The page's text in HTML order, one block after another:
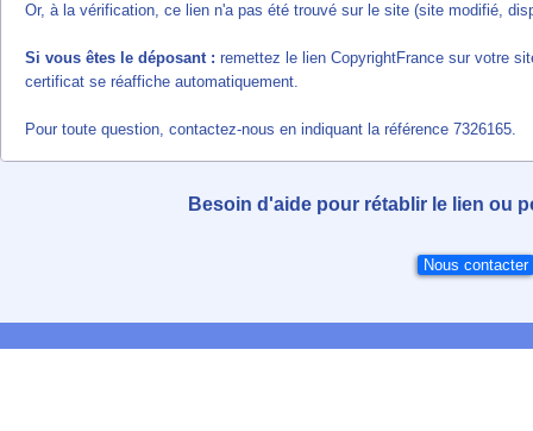
Or, à la vérification, ce lien n'a pas été trouvé sur le site (site modifié,
Si vous êtes le déposant : remettez le lien CopyrightFrance sur votre
certificat se réaffiche automatiquement.
Pour toute question, contactez-nous en indiquant la référence 7326165.
Besoin d'aide pour rétablir le lien ou
Nous contacter